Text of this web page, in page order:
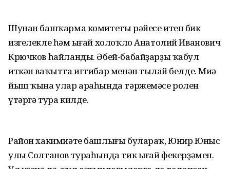
Шунан башҡарма комитеты рәйесе итеп бик
изгелекле һәм ыңғай холоҡло Анатолий Иванович
Крючков һайланды. Әбей-бабайҙарҙы ҡабул
иткән ваҡытта иғтибар менән тыңлай белде. Миңә
йыш ҡына улар араһында тәржемәсе ролен
үтәргә тура килде.
Район хакимиәте башлығы булараҡ, Юнир Юныс
улы Солтанов тураһында тик ыңғай фекерҙәмен.